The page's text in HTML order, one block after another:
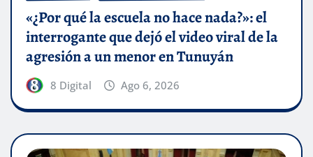
«¿Por qué la escuela no hace nada?»: el
interrogante que dejó el video viral de la
agresión a un menor en Tunuyán
8 Digital Ago 6, 2026